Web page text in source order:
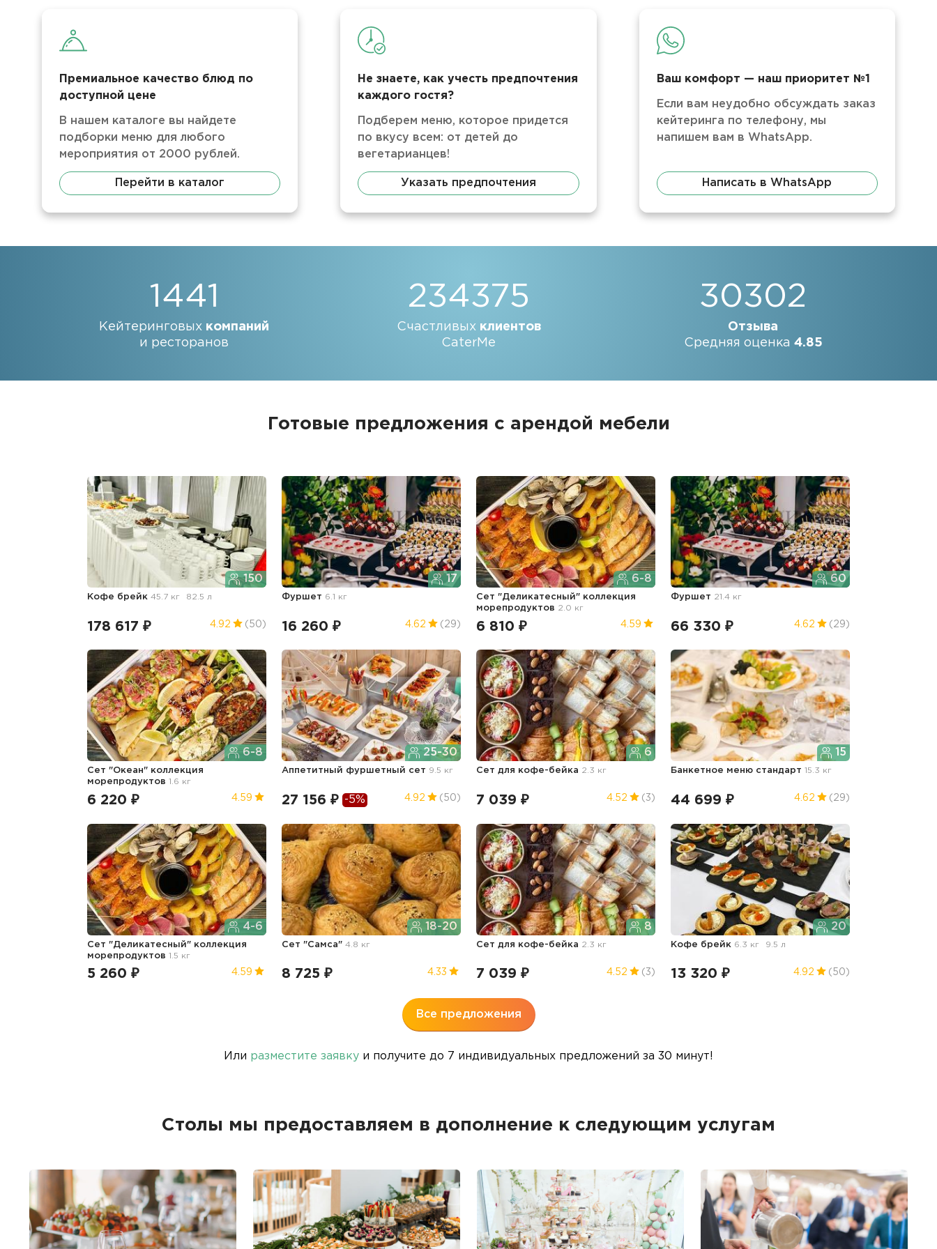
Премиальное качество блюд по
доступной цене
В нашем каталоге вы найдете
подборки меню для любого
мероприятия от 2000 рублей.
Перейти в каталог
Не знаете, как учесть предпочтения
каждого гостя?
Подберем меню, которое придется
по вкусу всем: от детей до
вегетарианцев!
Указать предпочтения
Ваш комфорт — наш приоритет №1
Если вам неудобно обсуждать заказ
кейтеринга по телефону, мы
напишем вам в WhatsApp.
Написать в WhatsApp
1441
Кейтеринговых компаний
и ресторанов
234375
Счастливых клиентов
CaterMe
30302
Отзыва
Средняя оценка 4.85
Готовые предложения с арендой мебели
150
Кофе брейк45.7 кг 82.5 л
178 617 ₽ 4.92 (50)
17
Фуршет 6.1 кг
16 260 ₽ 4.62 (29)
6-8
Сет "Деликатесный" коллекция
морепродуктов 2.0 кг
6 810 ₽ 4.59
60
Фуршет 21.4 кг
66 330 ₽ 4.62 (29)
6-8
Сет "Океан" коллекция
морепродуктов
1.6 кг
6 220 ₽ 4.59
25-30
Аппетитный фуршетный сет 9.5 кг
27 156 ₽ -5% 4.92 (50)
6
Сет для кофе-бейка 2.3 кг
7 039 ₽ 4.52 (3)
15
Банкетное меню стандарт 15.3 кг
44 699 ₽ 4.62 (29)
4-6
Сет "Деликатесный" коллекция
морепродуктов1.5 кг
5 260 ₽ 4.59
18-20
Сет "Самса"4.8 кг
8 725 ₽ 4.33
8
Сет для кофе-бейка 2.3 кг
7 039 ₽ 4.52 (3)
20
Кофе брейк 6.3 кг 9.5 л
13 320 ₽ 4.92 (50)
Все предложения
Или разместите заявку и получите до 7 индивидуальных предложений за 30 минут!
Столы мы предоставляем в дополнение к следующим услугам